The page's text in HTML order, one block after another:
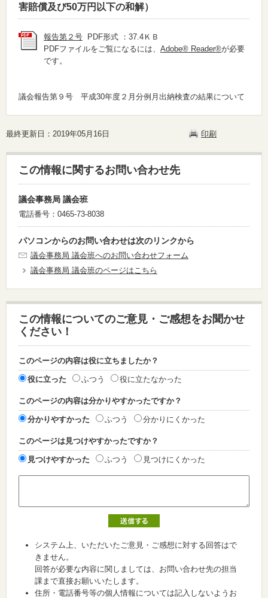
害賠償及び50万円以下の和解）
報告第２号 PDF形式 ：37.4ＫＢ
PDFファイルをご覧になるには、 Adobe® Reader®が必要
です。
議会報告第９号 平成30年度２月分例月出納検査の結果について
最終更新日：2019年05月16日 印刷
この情報に関するお問い合わせ先
議会事務局 議会班
電話番号：0465-73-8038
パソコンからのお問い合わせは次のリンクから
議会事務局 議会班へのお問い合わせフォーム
議会事務局 議会班のページはこちら
この情報についてのご意見・ご感想をお聞かせ
ください！
このページの内容は役に立ちましたか？
役に立った ふつう 役に立たなかった
このページの内容は分かりやすかったですか？
分かりやすかった ふつう 分かりにくかった
このページは見つけやすかったですか？
見つけやすかった ふつう 見つけにくかった
システム上、いただいたご意見・ご感想に対する回答はで
きません。
回答が必要な内容に関しましては、お問い合わせ先の担当
課まで直接お願いいたします。
住所・電話番号等の個人情報については記入しないようお